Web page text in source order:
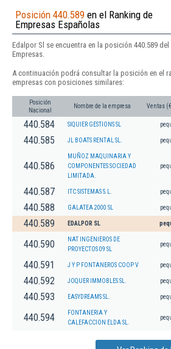
Posición 440.589 en el Ranking de
Empresas Españolas
Edalpor Sl se encuentra en la posición 440.589
Empresas.
A continuación podrá consultar la posición en el
empresas con posiciones similares:
Posición
Nacional
Nombre de la empresa Ventas
440.584 SIQUIER GESTIONS SL
440.585 JL BOATS RENTAL SL.
440.586
MUÑOZ MAQUINARIA Y
COMPONENTES SOCIEDAD
LIMITADA.
440.587 ITC SISTEMAS S.L.
440.588 GALATEA 2000 SL
440.589 EDALPOR SL
440.590
NAT INGENIEROS DE
PROYECTOS 09 SL
440.591 J Y P FONTANEROS COOP V
440.592 JOQUER IMMOBLES SL.
440.593 EASYDREAMS SL.
440.594
FONTANERIA Y
CALEFACCION ELDA SL.